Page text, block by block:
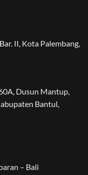
II, Kota Palembang,
Dusun Mantup,
Bantul,
– Bali